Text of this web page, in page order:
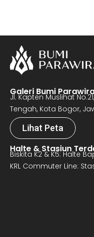
Galeri Bumi
Jl. Kapten Muslihat
Tengah, Kota Bogor,
Lihat Peta
Halte & Stasiun
Biskita K2 & K5: Halte
KRL Commuter Line: